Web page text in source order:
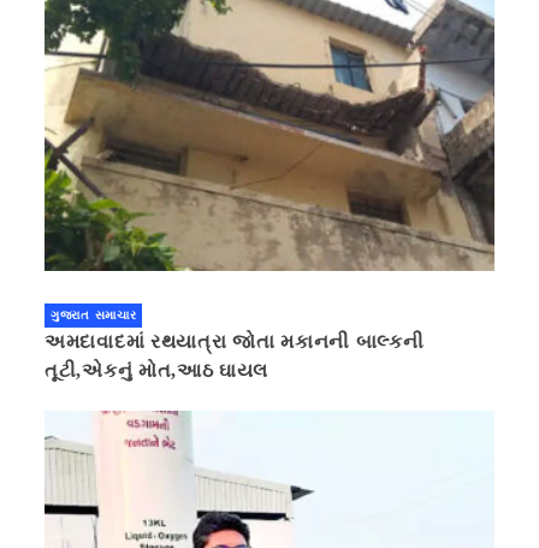
ગુજરાત સમાચાર
અમદાવાદમાં રથયાત્રા જોતા મકાનની બાલ્કની
તૂટી,એકનું મોત,આઠ ઘાયલ